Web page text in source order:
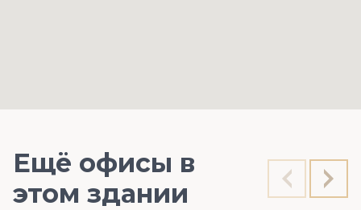
Ещё офисы в
этом здании